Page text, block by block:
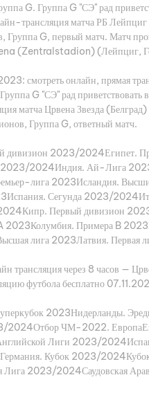
G. Группа G "СЭ" рад
трансляция матча РБ
Группа G, первый матч. Матч
(Zentralstadion) (Лейпциг,
смотреть онлайн, прямая
G "СЭ" рад приветствовать
матча Црвена Звезда
Группа G, ответный матч.
дивизион 2023/2024Египет.
2023/2024Индия. Ай-Лига
лига 2023Исландия.
Сегунда 2023/
Первый дивизион
2023Колумбия. Примера B
лига 2023Латвия. Первая
трансляция через 8 часов —
футбола бесплатно
2023Нидерланды.
2024Отбор ЧМ-2022.
Лиги 2023/
Кубок 2023/
Лига 2023/2024Саудовская